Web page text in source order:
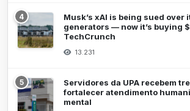
4
Musk’s xAI is being sued over
generators — now it’s buying
TechCrunch
13.231
5
Servidores da UPA recebem
fortalecer atendimento
mental